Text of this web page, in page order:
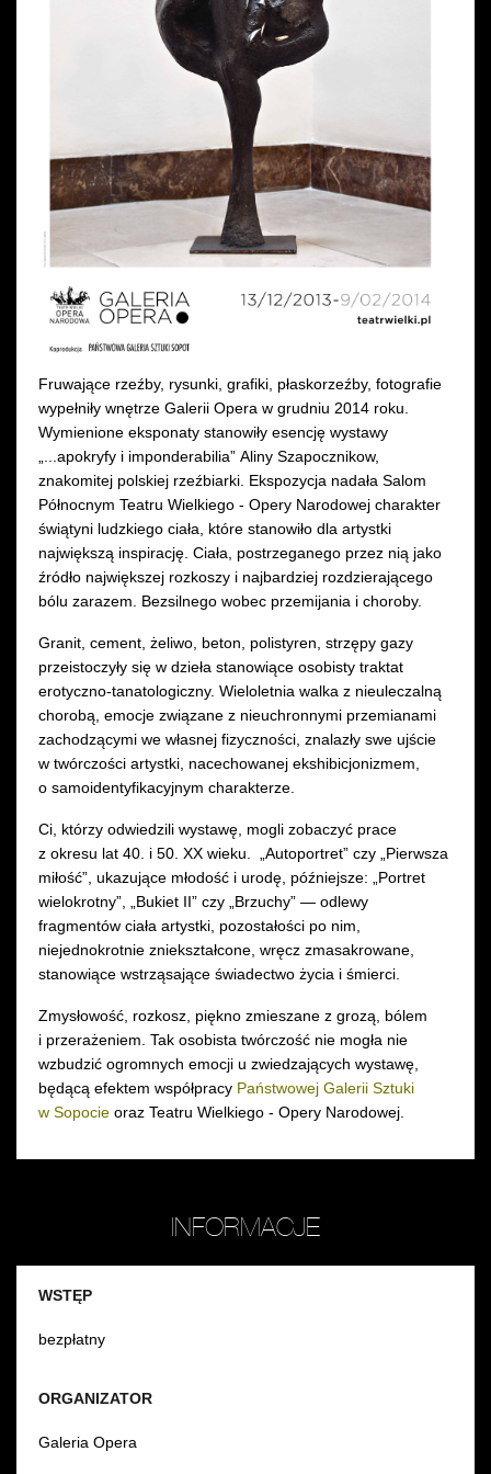
Wynajem kostiumów
Wynajem rekwizytów
Dotacje celowe
Fruwające rzeźby, rysunki, grafiki, płaskorzeźby, fotografie
wypełniły wnętrze Galerii Opera w grudniu 2014 roku.
Wymienione eksponaty stanowiły esencję wystawy
„...apokryfy i imponderabilia” Aliny Szapocznikow,
znakomitej polskiej rzeźbiarki. Ekspozycja nadała Salom
Północnym Teatru Wielkiego - Opery Narodowej charakter
świątyni ludzkiego ciała, które stanowiło dla artystki
największą inspirację. Ciała, postrzeganego przez nią jako
źródło największej rozkoszy i najbardziej rozdzierającego
bólu zarazem. Bezsilnego wobec przemijania i choroby.
Granit, cement, żeliwo, beton, polistyren, strzępy gazy
przeistoczyły się w dzieła stanowiące osobisty traktat
erotyczno-tanatologiczny. Wieloletnia walka z nieuleczalną
chorobą, emocje związane z nieuchronnymi przemianami
zachodzącymi we własnej fizyczności, znalazły swe ujście
w twórczości artystki, nacechowanej ekshibicjonizmem,
o samoidentyfikacyjnym charakterze.
Ci, którzy odwiedzili wystawę, mogli zobaczyć prace
z okresu lat 40. i 50. XX wieku. „Autoportret” czy „Pierwsza
miłość”, ukazujące młodość i urodę, późniejsze: „Portret
wielokrotny”, „Bukiet II” czy „Brzuchy” — odlewy
fragmentów ciała artystki, pozostałości po nim,
niejednokrotnie zniekształcone, wręcz zmasakrowane,
stanowiące wstrząsające świadectwo życia i śmierci.
Zmysłowość, rozkosz, piękno zmieszane z grozą, bólem
i przerażeniem. Tak osobista twórczość nie mogła nie
wzbudzić ogromnych emocji u zwiedzających wystawę,
będącą efektem współpracy Państwowej Galerii Sztuki
w Sopocie oraz Teatru Wielkiego - Opery Narodowej.
INFORMACJE
ORGANIZATOR
Galeria Opera
WSTĘP
bezpłatny